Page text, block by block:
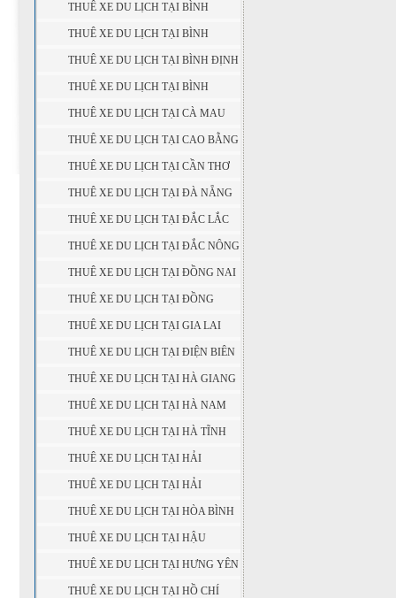
THUÊ XE DU LỊCH TẠI BÌNH
DƯƠNG
THUÊ XE DU LỊCH TẠI BÌNH
PHƯỚC
THUÊ XE DU LỊCH TẠI BÌNH ĐỊNH
THUÊ XE DU LỊCH TẠI BÌNH
THUẬN
THUÊ XE DU LỊCH TẠI CÀ MAU
THUÊ XE DU LỊCH TẠI CAO BẰNG
THUÊ XE DU LỊCH TẠI CẦN THƠ
THUÊ XE DU LỊCH TẠI ĐÀ NẴNG
THUÊ XE DU LỊCH TẠI ĐẮC LẮC
THUÊ XE DU LỊCH TẠI ĐẮC NÔNG
THUÊ XE DU LỊCH TẠI ĐỒNG NAI
THUÊ XE DU LỊCH TẠI ĐỒNG
THÁP
THUÊ XE DU LỊCH TẠI GIA LAI
THUÊ XE DU LỊCH TẠI ĐIỆN BIÊN
THUÊ XE DU LỊCH TẠI HÀ GIANG
THUÊ XE DU LỊCH TẠI HÀ NAM
THUÊ XE DU LỊCH TẠI HÀ TĨNH
THUÊ XE DU LỊCH TẠI HẢI
DƯƠNG
THUÊ XE DU LỊCH TẠI HẢI
PHÒNG
THUÊ XE DU LỊCH TẠI HÒA BÌNH
THUÊ XE DU LỊCH TẠI HẬU
GIANG
THUÊ XE DU LỊCH TẠI HƯNG YÊN
THUÊ XE DU LỊCH TẠI HỒ CHÍ